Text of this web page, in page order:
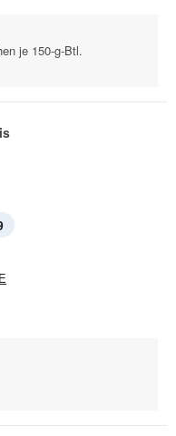
je 150-g-Btl.